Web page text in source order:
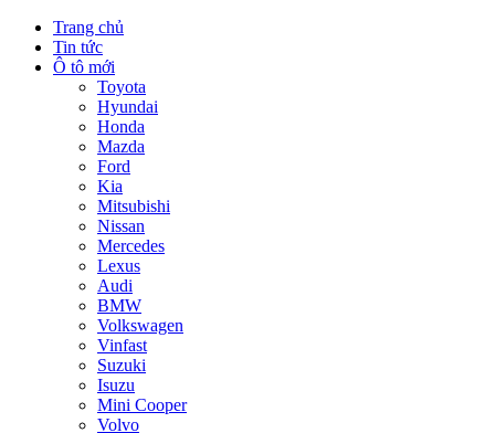
Trang chủ
Tin tức
Ô tô mới
Toyota
Hyundai
Honda
Mazda
Ford
Kia
Mitsubishi
Nissan
Mercedes
Lexus
Audi
BMW
Volkswagen
Vinfast
Suzuki
Isuzu
Mini Cooper
Volvo